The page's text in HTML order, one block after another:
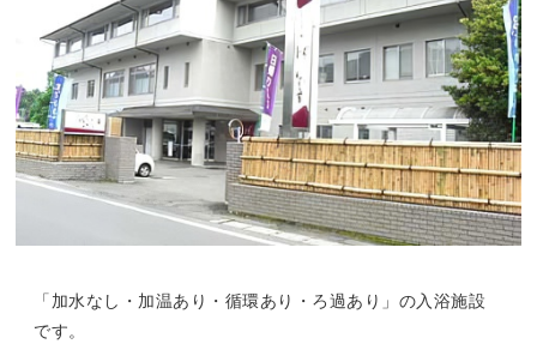
「加水なし・加温あり・循環あり・ろ過あり」の入浴施設
です。